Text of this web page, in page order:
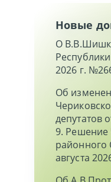
Новые
О
2026 г.
Об
депутатов
9. Решение
районного
августа